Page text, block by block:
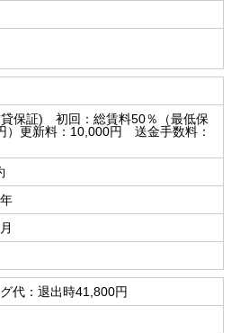
貸保証) 初回：総賃料50％（最低保
）更新料：10,000円 送金手数料：
代：退出時41,800円